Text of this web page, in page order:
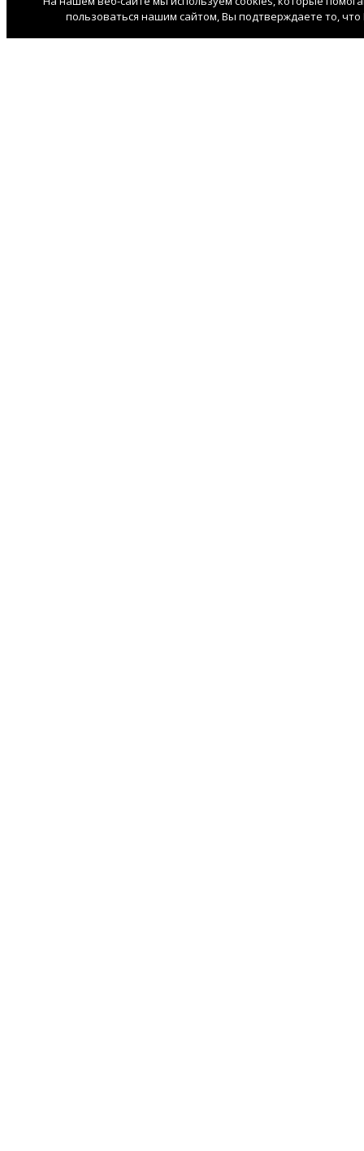
пользоваться нашим сайтом, Вы подтверждаете то,